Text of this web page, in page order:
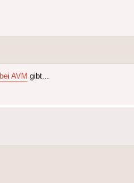
bei AVM gibt...